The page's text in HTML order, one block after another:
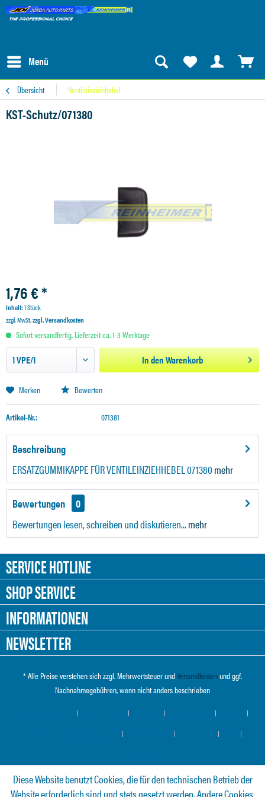
Menü
Übersicht Ventileinziehhebel
KST-Schutz/071380
1,76 € *
Inhalt:1 Stück
zzgl. MwSt.zzgl. Versandkosten
Sofort versandfertig, Lieferzeit ca. 1-3 Werktage
In denWarenkorb
Merken Bewerten
Artikel-Nr.: 071381
Beschreibung
ERSATZGUMMIKAPPE FÜR VENTILEINZIEHHEBEL 071380mehr
Bewertungen
0
Bewertungen lesen, schreiben und diskutieren...mehr
SERVICE HOTLINE
SHOP SERVICE
INFORMATIONEN
NEWSLETTER
* Alle Preise verstehen sich zzgl. Mehrwertsteuer undVersandkostenund ggf.
Nachnahmegebühren, wenn nicht anders beschrieben
Diese Website benutzt Cookies, die für den technischen Betrieb der
Website erforderlich sind und stets gesetzt werden. Andere Cookies,